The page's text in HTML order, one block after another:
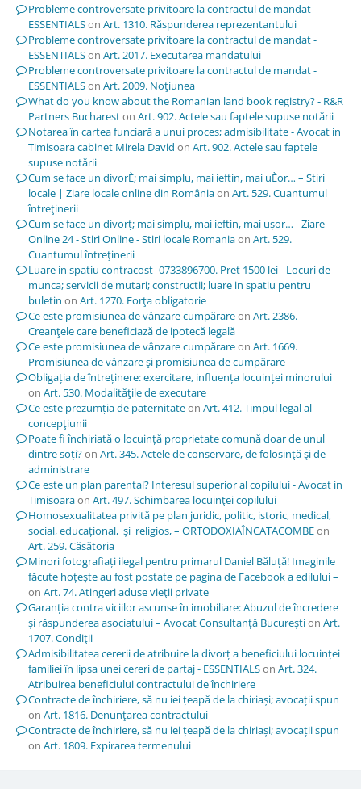
Probleme controversate privitoare la contractul de mandat -
ESSENTIALSon Art. 1310. Răspunderea reprezentantului
Probleme controversate privitoare la contractul de mandat -
ESSENTIALSon Art. 2017. Executarea mandatului
Probleme controversate privitoare la contractul de mandat -
ESSENTIALSon Art. 2009. Noţiunea
What do you know about the Romanian land book registry? - R&R
Partners Buchareston Art. 902. Actele sau faptele supuse notării
Notarea în cartea funciară a unui proces; admisibilitate - Avocat in
Timisoara cabinet Mirela David on Art. 902. Actele sau faptele
supuse notării
Cum se face un divorÈ; mai simplu, mai ieftin, mai uÈor… – Stiri
locale | Ziare locale online din Româniaon Art. 529. Cuantumul
întreţinerii
Cum se face un divorț; mai simplu, mai ieftin, mai ușor… - Ziare
Online 24 - Stiri Online - Stiri locale Romaniaon Art. 529.
Cuantumul întreţinerii
Luare in spatiu contracost -0733896700. Pret 1500 lei - Locuri de
munca; servicii de mutari; constructii; luare in spatiu pentru
buletin on Art. 1270. Forţa obligatorie
Ce este promisiunea de vânzare cumpărareon Art. 2386.
Creanţele care beneficiază de ipotecă legală
Ce este promisiunea de vânzare cumpărareon Art. 1669.
Promisiunea de vânzare şi promisiunea de cumpărare
Obligația de întreținere: exercitare, influența locuinței minorului
on Art. 530. Modalităţile de executare
Ce este prezumția de paternitateon Art. 412. Timpul legal al
concepţiunii
Poate fi închiriată o locuință proprietate comună doar de unul
dintre soți?on Art. 345. Actele de conservare, de folosinţă şi de
administrare
Ce este un plan parental? Interesul superior al copilului - Avocat in
Timisoaraon Art. 497. Schimbarea locuinţei copilului
Homosexualitatea privită pe plan juridic, politic, istoric, medical,
social, educațional, și religios, – ORTODOXIAÎNCATACOMBEon
Art. 259. Căsătoria
Minori fotografiați ilegal pentru primarul Daniel Băluță! Imaginile
făcute hoțește au fost postate pe pagina de Facebook a edilului –
on Art. 74. Atingeri aduse vieţii private
Garanția contra viciilor ascunse în imobiliare: Abuzul de încredere
și răspunderea asociatului – Avocat Consultanță Bucureștion Art.
1707. Condiţii
Admisibilitatea cererii de atribuire la divorț a beneficiului locuinței
familiei în lipsa unei cereri de partaj - ESSENTIALSon Art. 324.
Atribuirea beneficiului contractului de închiriere
Contracte de închiriere, să nu iei țeapă de la chiriași; avocații spun
on Art. 1816. Denunţarea contractului
Contracte de închiriere, să nu iei țeapă de la chiriași; avocații spun
on Art. 1809. Expirarea termenului